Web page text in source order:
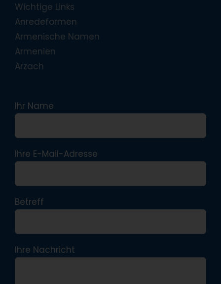
Wichtige Links
Anredeformen
Armenische Namen
Armenien
Arzach
Ihr Name
Ihre E-Mail-Adresse
Betreff
Ihre Nachricht